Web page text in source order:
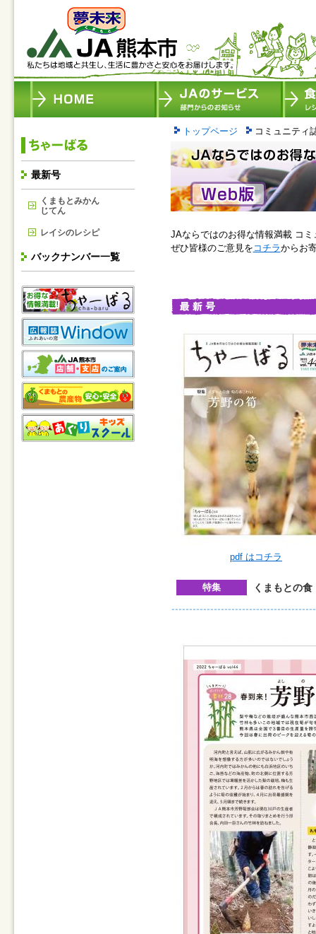
最新号
くまもとみかん
じてん
レイシのレシピ
バックナンバー一覧
トップページ コミュニティ
JAならではのお得な情報満載 コ
ぜひ皆様のご意見を コチラからお
pdf はコチラ
特集 くまもとの